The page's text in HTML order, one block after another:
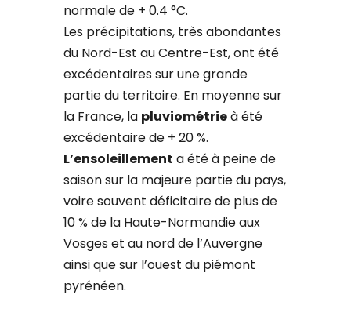
normale de + 0.4 °C.
Les précipitations, très abondantes
du Nord-Est au Centre-Est, ont été
excédentaires sur une grande
partie du territoire. En moyenne sur
la France, la pluviométrieà été
excédentaire de + 20 %.
L’ensoleillement a été à peine de
saison sur la majeure partie du pays,
voire souvent déficitaire de plus de
10 % de la Haute-Normandie aux
Vosges et au nord de l’Auvergne
ainsi que sur l’ouest du piémont
pyrénéen.